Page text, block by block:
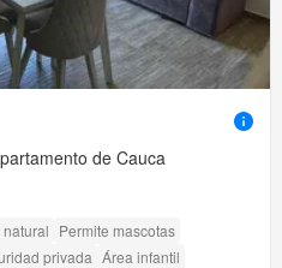
de Cauca
natural Permite mascotas
privada Área infantil